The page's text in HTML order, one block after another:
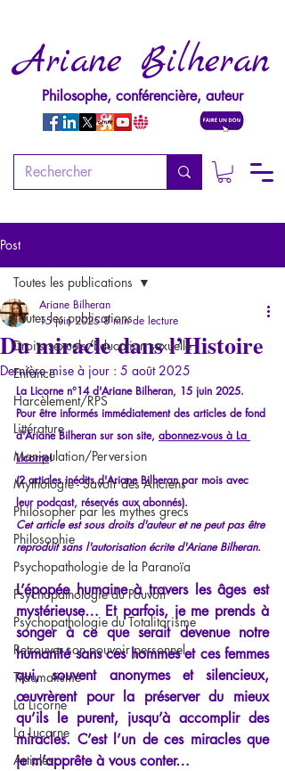
Ariane Bilheran
Philosophe, conférencière, auteur
Post
Toutes les publications
Droits sexuels/Education sexuelle
Enfance
Harcèlement/RPS
Littérature
Manipulation/Perversion
Mythologie - Savoir des Anciens
Philosopher par les mythes grecs
Philosophie
Psychopathologie de la Paranoïa
Psychopathologie du Pouvoir
Psychopathologie du Totalitarisme
Retrouver son pouvoir personnel
Traumatisme
La Licorne
La Lucarne
Articles
Toutes les publications
Du miracle dans l’Histoire
Ariane Bilheran
15 juin 2025 8 min de lecture
Dernière mise à jour : 5 août 2025
La Licorne n°14 d'Ariane Bilheran, 15 juin 2025.
Pour être informés immédiatement des articles de fond
d'Ariane Bilheran sur son site, abonnez-vous à La
Licorne!
(2 articles inédits d'Ariane Bilheran par mois avec
leur podcast, réservés aux abonnés).
Cet article est sous droits d'auteur et ne peut pas être
reproduit sans l'autorisation écrite d'Ariane Bilheran.
L’épopée humaine à travers les âges est
mystérieuse… Et parfois, je me prends à
songer à ce que serait devenue notre
humanité sans ces hommes et ces femmes
qui, souvent anonymes et silencieux,
œuvrèrent pour la préserver du mieux
qu’ils le purent, jusqu’à accomplir des
miracles. C’est l’un de ces miracles que
je m’apprête à vous conter…